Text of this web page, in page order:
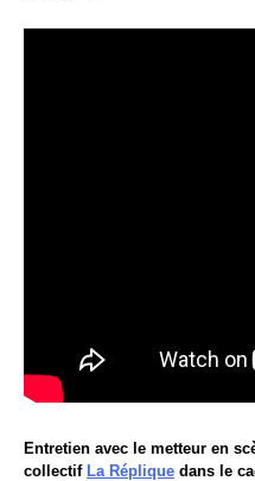
Entretien avec le metteur en
collectif La Réplique dans le